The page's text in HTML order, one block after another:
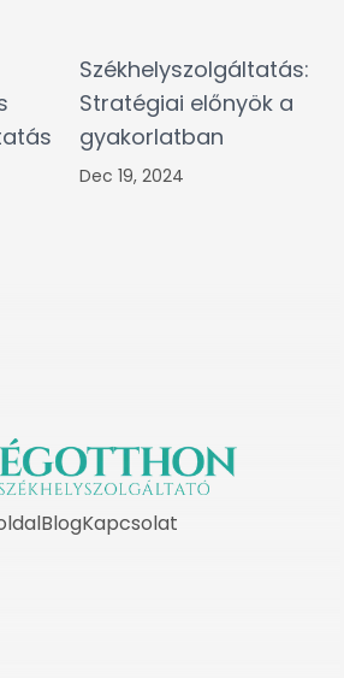
Székhelyszolgáltatás:
Stratégiai előnyök a
gyakorlatban
Dec 19, 2024
BlogKapcsolat